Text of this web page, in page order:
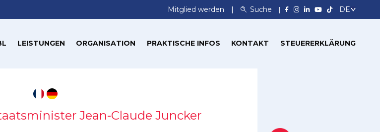
Mitglied werden Suche
LEISTUNGEN ORGANISATION PRAKTISCHE INFOS KONTAKT STEUERERKLÄRUNG
Jean-Claude Juncker